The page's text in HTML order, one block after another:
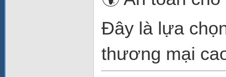
Đây là lựa
thương mại